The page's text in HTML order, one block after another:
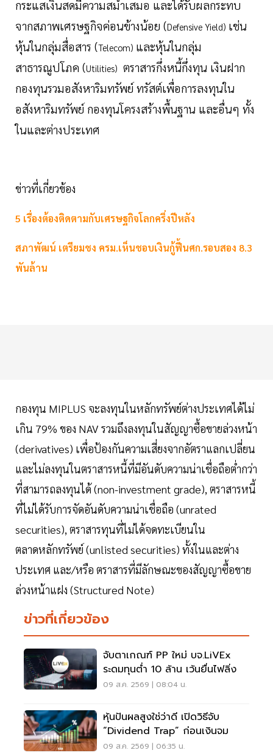
กระแสเงินสดมีความสม่ำเสมอ และได้รับผลกระทบ
จากสภาพเศรษฐกิจค่อนข้างน้อย (Defensive Yield) เช่น
หุ้นในกลุ่มสื่อสาร (Telecom) และหุ้นในกลุ่ม
สาธารณูปโภค (Utilities) ตราสารกึ่งหนี้กึ่งทุน เงินฝาก
กองทุนรวมอสังหาริมทรัพย์ ทรัสต์เพื่อการลงทุนใน
อสังหาริมทรัพย์ กองทุนโครงสร้างพื้นฐาน และอื่นๆ ทั้ง
ในและต่างประเทศ
ข่าวที่เกี่ยวข้อง
5 เรื่องต้องติดตามกับเศรษฐกิจโลกครึ่งปีหลัง
สภาพัฒน์ เตรียมชง ครม.เห็นชอบเงินกู้ฟื้นศก.รอบสอง 8.3
พันล้าน
กองทุน MIPLUS จะลงทุนในหลักทรัพย์ต่างประเทศได้ไม่
เกิน 79% ของ NAV รวมถึงลงทุนในสัญญาซื้อขายล่วงหน้า
(derivatives) เพื่อป้องกันความเสี่ยงจากอัตราแลกเปลี่ยน
และไม่ลงทุนในตราสารหนี้ที่มีอันดับความน่าเชื่อถือต่ำกว่า
ที่สามารถลงทุนได้ (non-investment grade), ตราสารหนี้
ที่ไม่ได้รับการจัดอันดับความน่าเชื่อถือ (unrated
securities), ตราสารทุนที่ไม่ได้จดทะเบียนใน
ตลาดหลักทรัพย์ (unlisted securities) ทั้งในและต่าง
ประเทศ และ/หรือ ตราสารที่มีลักษณะของสัญญาซื้อขาย
ล่วงหน้าแฝง (Structured Note)
ข่าวที่เกี่ยวข้อง
จับตาเกณฑ์ PP ใหม่ บจ.LiVEx
ระดมทุนต่ำ 10 ล้าน เว้นยื่นไฟลิ่ง
09 ส.ค. 2569 | 08:04 น.
หุ้นปันผลสูงใช่ว่าดี เปิดวิธีจับ
“Dividend Trap” ก่อนเงินจม
09 ส.ค. 2569 | 06:35 น.